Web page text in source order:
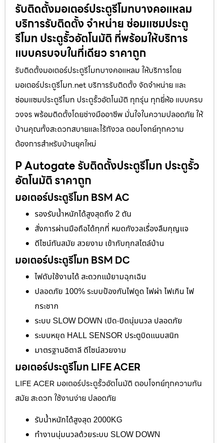
รับติดตั้งมอเตอร์ประตูรีโมทบางคอแหลม
บริการรับติดตั้ง จำหน่าย ซ่อมแซมประตู
รีโมท ประตูรั้วอัตโนมัติ ที่พร้อมให้บริการ
แบบครบจบในที่เดียว ราคาถูก
รับติดตั้งมอเตอร์ประตูรีโมทบางคอแหลม ให้บริการโดย
มอเตอร์ประตูรีโมท.net บริการรับติดตั้ง จัดจำหน่าย และ
ซ่อมแซมประตูรีโมท ประตูรั้วอัตโนมัติ ทุกรุ่น ทุกยี่ห้อ แบบครบ
วงจร พร้อมติดตั้งโดยช่างมืออาชีพ มั่นใจในความปลอดภัย ให้
บ้านคุณทั้งสะดวกสบายและไร้กังวล ตอบโจทย์ทุกความ
ต้องการสำหรับบ้านยุคใหม่
P Autogate รับติดตั้งประตูรีโมท ประตูรั้ว
อัตโนมัติ ราคาถูก
มอเตอร์ประตูรีโมท BSM AC
รองรับน้ำหนักได้สูงสุดถึง 2 ตัน
สั่งการผ่านมือถือได้ทุกที่ หมดกังวลเรื่องลืมกุญแจ
ดีไซน์ทันสมัย สวยงาม เข้ากับทุกสไตล์บ้าน
มอเตอร์ประตูรีโมท BSM DC
ไฟดับใช้งานได้ สะดวกแม้ยามฉุกเฉิน
ปลอดภัย 100% ระบบป้องกันไฟดูด ไฟผ่า ไฟเกิน ไฟ
กระชาก
ระบบ SLOW DOWN เปิด-ปิดนุ่มนวล ปลอดภัย
ระบบหยุด HALL SENSOR ประตูบิดแนบสนิท
มาตรฐานอิตาลี ดีไซน์สวยงาม
มอเตอร์ประตูรีโมท LIFE ACER
LIFE ACER มอเตอร์ประตูรั้วอัตโนมัติ ตอบโจทย์ทุกความทัน
สมัย สะดวก ใช้งานง่าย ปลอดภัย
รับน้ำหนักได้สูงสุด 2000KG
ทำงานนุ่มนวลด้วยระบบ SLOW DOWN